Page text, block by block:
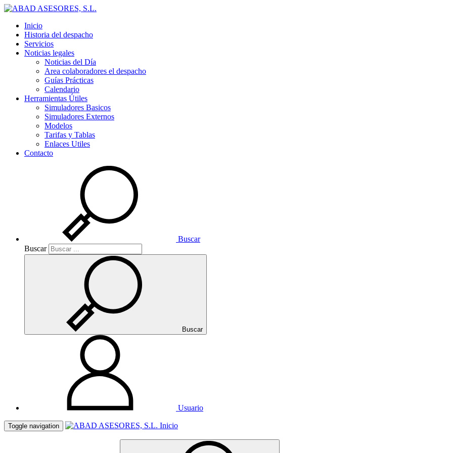
Inicio
Historia del despacho
Servicios
Noticias legales
Noticias del Día
Area colaboradores el despacho
Guías Prácticas
Calendario
Herramientas Útiles
Simuladores Basicos
Simuladores Externos
Modelos
Tarifas y Tablas
Enlaces Utiles
Contacto
Buscar
Buscar
Buscar
Usuario
Toggle navigation Inicio